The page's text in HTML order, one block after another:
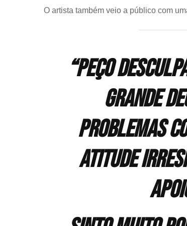
O artista também veio a público com
“Peço
grande
problemas
atitude